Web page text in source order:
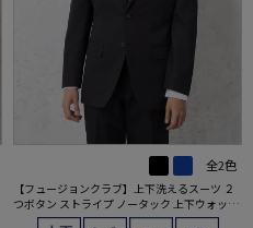
全2色
【フュージョンクラブ】上下洗えるスーツ ２
つボタン ストライプ ノータック 上下ウォッシ
ャブル 通年 ポリエステル100%